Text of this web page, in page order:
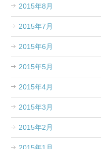
2015年8月
2015年7月
2015年6月
2015年5月
2015年4月
2015年3月
2015年2月